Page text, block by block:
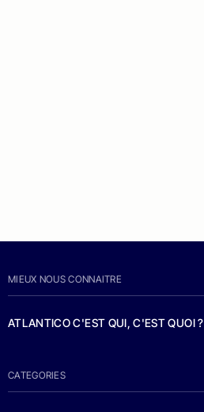
MIEUX NOUS CONNAITRE
ATLANTICO C'EST QUI, C'EST QUOI ?
CATEGORIES